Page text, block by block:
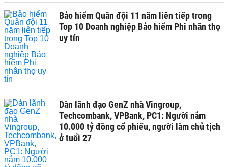
Bảo hiểm Quân đội 11 năm liên tiếp trong
Top 10 Doanh nghiệp Bảo hiểm Phi nhân thọ
uy tín
Dàn lãnh đạo GenZ nhà Vingroup,
Techcombank, VPBank, PC1: Người nắm
10.000 tỷ đồng cổ phiếu, người làm chủ tịch
ở tuổi 27